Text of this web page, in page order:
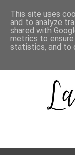
This site uses
and to analyze
shared with
metrics to
statistics, and to